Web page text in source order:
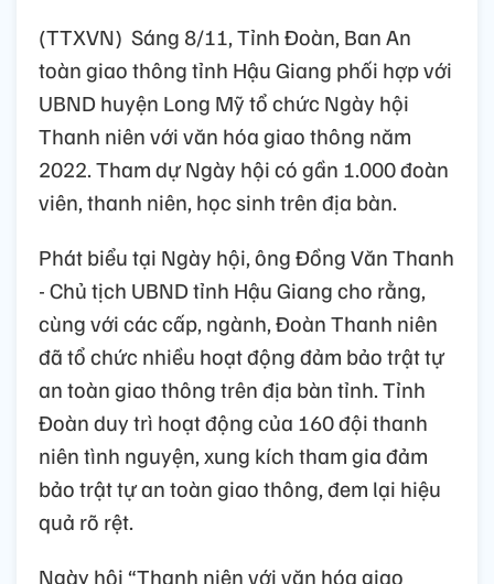
(TTXVN) Sáng 8/11, Tỉnh Đoàn, Ban An
toàn giao thông tỉnh Hậu Giang phối hợp với
UBND huyện Long Mỹ tổ chức Ngày hội
Thanh niên với văn hóa giao thông năm
2022. Tham dự Ngày hội có gần 1.000 đoàn
viên, thanh niên, học sinh trên địa bàn.
Phát biểu tại Ngày hội, ông Đồng Văn Thanh
- Chủ tịch UBND tỉnh Hậu Giang cho rằng,
cùng với các cấp, ngành, Đoàn Thanh niên
đã tổ chức nhiều hoạt động đảm bảo trật tự
an toàn giao thông trên địa bàn tỉnh. Tỉnh
Đoàn duy trì hoạt động của 160 đội thanh
niên tình nguyện, xung kích tham gia đảm
bảo trật tự an toàn giao thông, đem lại hiệu
quả rõ rệt.
Ngày hội “Thanh niên với văn hóa giao